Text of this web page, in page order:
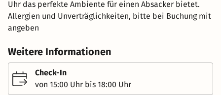
Uhr das perfekte Ambiente für einen Absacker bietet.
Allergien und Unverträglichkeiten, bitte bei Buchung mit
angeben
Weitere Informationen
Check-In
von 15:00 Uhr bis 18:00 Uhr